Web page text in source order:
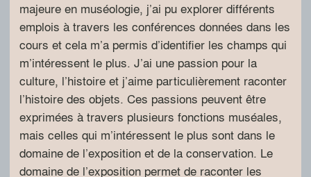
majeure en muséologie, j’ai pu explorer différents
emplois à travers les conférences données dans les
cours et cela m’a permis d’identifier les champs qui
m’intéressent le plus. J’ai une passion pour la
culture, l’histoire et j’aime particulièrement raconter
l’histoire des objets. Ces passions peuvent être
exprimées à travers plusieurs fonctions muséales,
mais celles qui m’intéressent le plus sont dans le
domaine de l’exposition et de la conservation. Le
domaine de l’exposition permet de raconter les